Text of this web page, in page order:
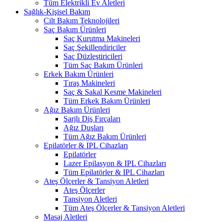
Tüm Elektrikli Ev Aletleri
Sağlık-Kişisel Bakım
Cilt Bakım Teknolojileri
Saç Bakım Ürünleri
Saç Kurutma Makineleri
Saç Şekillendiriciler
Saç Düzleştiricileri
Tüm Saç Bakım Ürünleri
Erkek Bakım Ürünleri
Tıraş Makineleri
Saç & Sakal Kesme Makineleri
Tüm Erkek Bakım Ürünleri
Ağız Bakım Ürünleri
Şarjlı Diş Fırçaları
Ağız Duşları
Tüm Ağız Bakım Ürünleri
Epilatörler & IPL Cihazları
Epilatörler
Lazer Epilasyon & IPL Cihazları
Tüm Epilatörler & IPL Cihazları
Ateş Ölçerler & Tansiyon Aletleri
Ateş Ölçerler
Tansiyon Aletleri
Tüm Ateş Ölçerler & Tansiyon Aletleri
Masaj Aletleri